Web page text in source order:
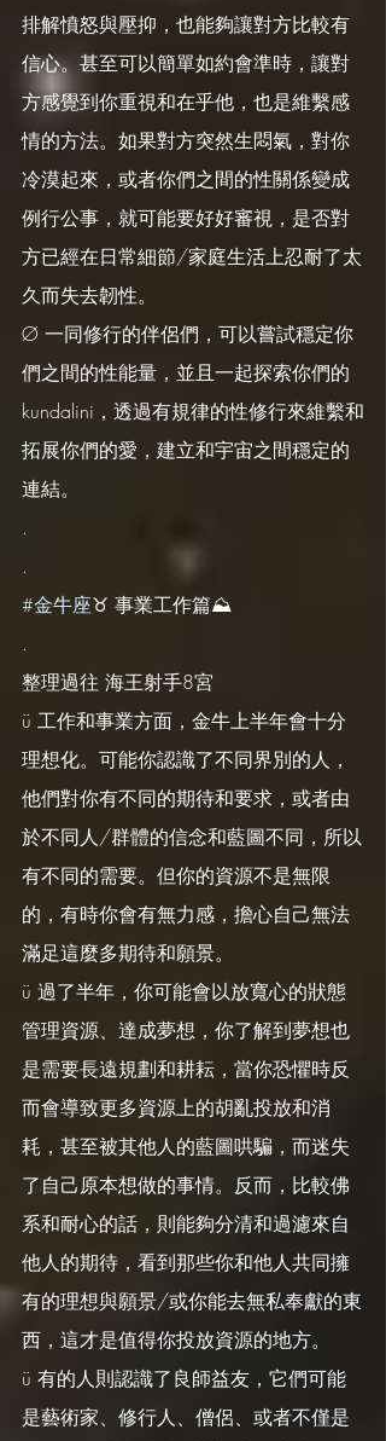
排解憤怒與壓抑，也能夠讓對方比較有
信心。甚至可以簡單如約會準時，讓對
方感覺到你重視和在乎他，也是維繫感
情的方法。如果對方突然生悶氣，對你
冷漠起來，或者你們之間的性關係變成
例行公事，就可能要好好審視，是否對
方已經在日常細節/家庭生活上忍耐了太
久而失去韌性。
Ø 一同修行的伴侶們，可以嘗試穩定你
們之間的性能量，並且一起探索你們的
kundalini，透過有規律的性修行來維繫和
拓展你們的愛，建立和宇宙之間穩定的
連結。
.
.
#金牛座♉️ 事業工作篇⛰️
.
整理過往 海王射手8宮
ü 工作和事業方面，金牛上半年會十分
理想化。可能你認識了不同界別的人，
他們對你有不同的期待和要求，或者由
於不同人/群體的信念和藍圖不同，所以
有不同的需要。但你的資源不是無限
的，有時你會有無力感，擔心自己無法
滿足這麼多期待和願景。
ü 過了半年，你可能會以放寬心的狀態
管理資源、達成夢想，你了解到夢想也
是需要長遠規劃和耕耘，當你恐懼時反
而會導致更多資源上的胡亂投放和消
耗，甚至被其他人的藍圖哄騙，而迷失
了自己原本想做的事情。反而，比較佛
系和耐心的話，則能夠分清和過濾來自
他人的期待，看到那些你和他人共同擁
有的理想與願景/或你能去無私奉獻的東
西，這才是值得你投放資源的地方。
ü 有的人則認識了良師益友，它們可能
是藝術家、修行人、僧侶、或者不僅是